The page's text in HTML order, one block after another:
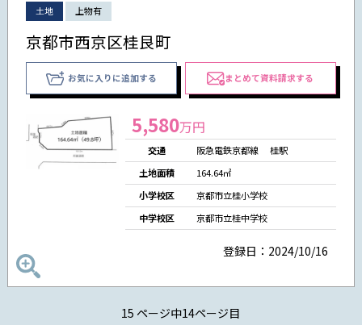
土地 上物有
京都市西京区桂艮町
お気に入りに追加する まとめて資料請求する
5,580万円
交通
阪急電鉄京都線 桂駅
土地面積
164.64㎡
小学校区
京都市立桂小学校
中学校区
京都市立桂中学校
登録日：2024/10/16
15 ページ中14ページ目